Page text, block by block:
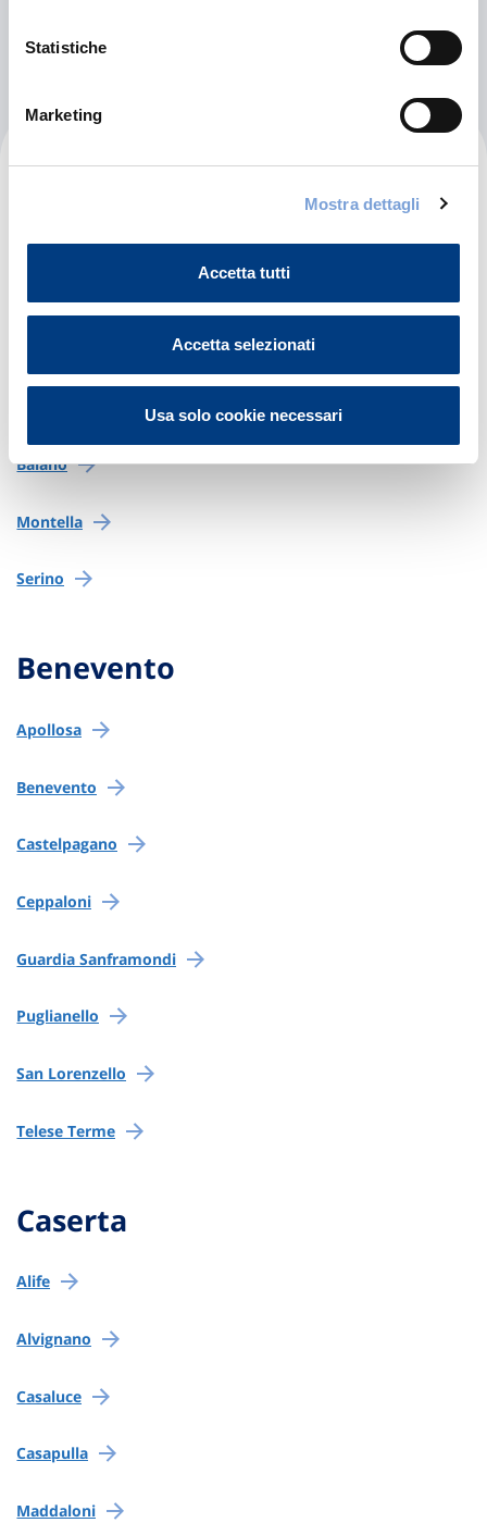
Statistiche
Marketing
Mostra dettagli
Accetta tutti
Accetta selezionati
Usa solo cookie necessari
Campania
Baiano
Montella
Serino
Benevento
Apollosa
Benevento
Castelpagano
Ceppaloni
Guardia Sanframondi
Puglianello
San Lorenzello
Telese Terme
Caserta
Alife
Alvignano
Casaluce
Casapulla
Maddaloni